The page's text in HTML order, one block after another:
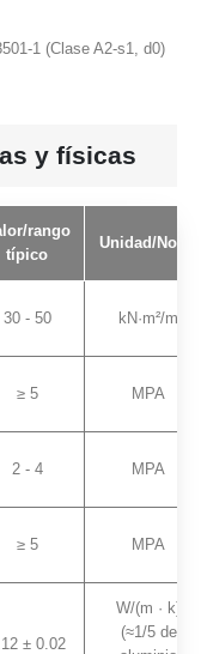
1 (Clase A2-s1, d0)
y físicas
rango
típico
Unidad/Notas
30 - 50 kN·m²/m
≥ 5 MPA
2 - 4 MPA
≥ 5 MPA
± 0.02
W/(m · k)
(≈1/5 de